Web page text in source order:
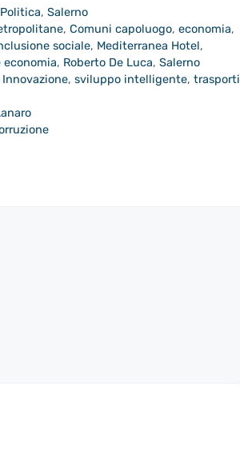
Politica,Salerno
,Comuni capoluogo,economia,
sociale, Mediterranea Hotel,
economia, Roberto De Luca, Salerno
, sviluppo intelligente, trasporti